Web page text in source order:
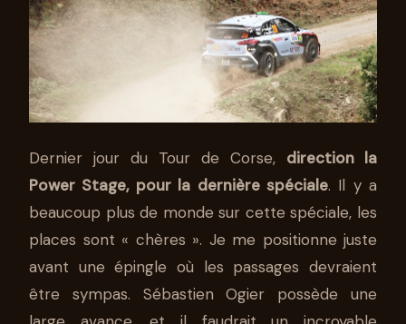
Dernier jour du Tour de Corse, direction la
Power Stage, pour la dernière spéciale. Il y a
beaucoup plus de monde sur cette spéciale, les
places sont « chères ». Je me positionne juste
avant une épingle où les passages devraient
être sympas. Sébastien Ogier possède une